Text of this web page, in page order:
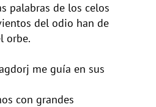
palabras de los celos
del odio han de
orbe.
me guía en sus
con grandes